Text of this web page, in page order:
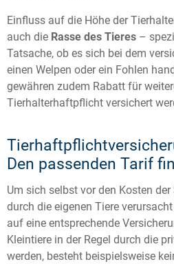
Einfluss auf die Höhe der
auch die Rasse des Tieres –
Tatsache, ob es sich bei dem
einen Welpen oder ein Fohlen
gewähren zudem Rabatt für
Tierhalterhaftpflicht versichert
Den passenden Tarif
Um sich selbst vor den Kosten
durch die eigenen Tiere
auf eine entsprechende
Kleintiere in der Regel durch die
werden, besteht beispielsweise